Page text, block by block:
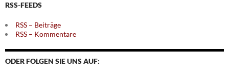
RSS-FEEDS
RSS – Beiträge
RSS – Kommentare
ODER FOLGEN SIE UNS AUF: